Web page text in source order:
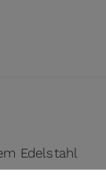
Edelstahl